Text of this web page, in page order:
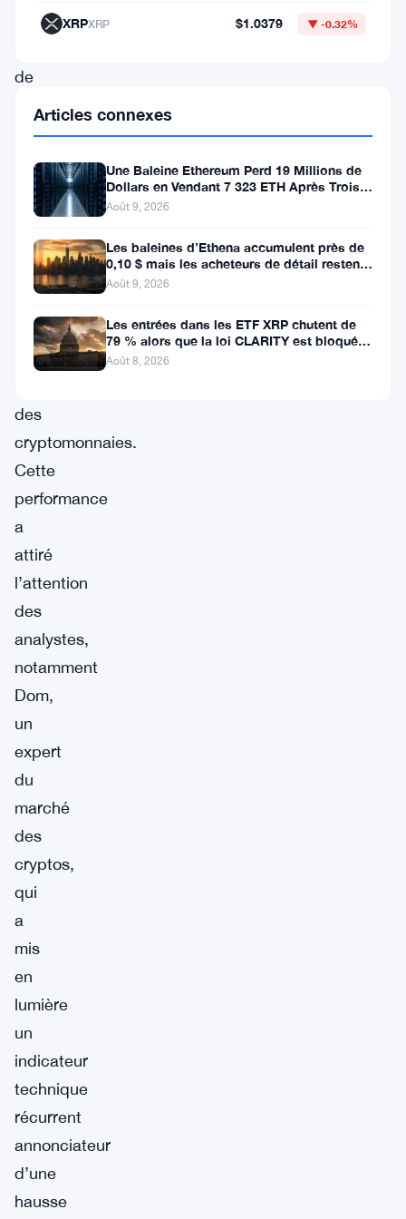
de
barre
des
dollars,
malgré
généralisé
des
cryptomonnaies.
Cette
performance
a
attiré
l’attention
des
analystes,
notamment
Dom,
un
expert
du
marché
des
cryptos,
qui
a
mis
en
lumière
un
indicateur
technique
récurrent
annonciateur
d’une
hausse
XRPXRP $1.0379 ▼ -0.32%
Articles connexes
Une Baleine Ethereum Perd 19 Millions de
Dollars en Vendant 7 323 ETH Après Trois
Ans de Staking
Août 9, 2026
Les baleines d’Ethena accumulent près de
0,10 $ mais les acheteurs de détail restent
à l’écart
Août 9, 2026
Les entrées dans les ETF XRP chutent de
79 % alors que la loi CLARITY est bloquée
avant la pause du Sénat
Août 8, 2026